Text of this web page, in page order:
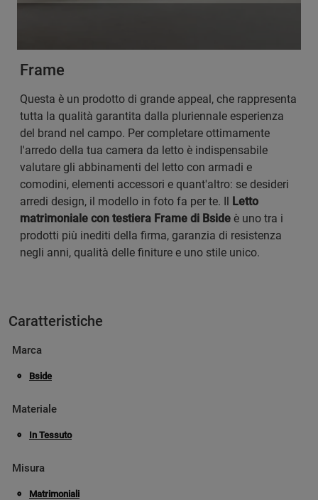
Frame
Questa è un prodotto di grande appeal, che rappresenta
tutta la qualità garantita dalla pluriennale esperienza
del brand nel campo. Per completare ottimamente
l'arredo della tua camera da letto è indispensabile
valutare gli abbinamenti del letto con armadi e
comodini, elementi accessori e quant'altro: se desideri
arredi design, il modello in foto fa per te. Il Letto
matrimoniale con testiera Frame di Bside è uno tra i
prodotti più inediti della firma, garanzia di resistenza
negli anni, qualità delle finiture e uno stile unico.
Caratteristiche
Marca
Bside
Materiale
In Tessuto
Misura
Matrimoniali